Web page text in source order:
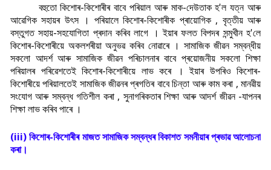
বহুতো কিশোৰ-কিশোৰীৰ বাবে পৰিয়াল আৰু মাক-দেউতাক হ'ল যত্ন আৰু
আৱেগিক সহায়ৰ উৎস । পৰিয়ালে কিশোৰ-কিশোৰীক প্ৰায়োগিক , বৃত্তীয় আৰু
বস্তুগত সহায়-সহযোগিতা প্ৰদান কৰিব লাগে । ইয়াৰ ফলত বিপদৰ সন্মুখীন হ'লে
কিশোৰ-কিশোৰীয়ে অকলশৰীয়া অনুভৱ কৰিব নোৱাৰে । সামাজিক জীৱন সম্বন্ধীয়
সকলো আদৰ্শ আৰু সামাজিক জীৱন পৰিচালনাৰ বাবে প্ৰয়োজনীয় সকলো শিক্ষা
পৰিয়ালৰ পৰিৱেশতেই কিশোৰ-কিশোৰীয়ে লাভ কৰে । ইয়াৰ উপৰিও কিশোৰ-
কিশোৰীয়ে পৰিয়ালতেই সামাজিক জীৱনৰ প্ৰগতিৰ বাবে চিন্তা আৰু কাম কৰা , মানৱীয়
সংযোগ আৰু সম্বন্ধ গতিশীল কৰা , সুনাগৰিকতাৰ শিক্ষা আৰু আদৰ্শ জীৱন -যাপনৰ
শিক্ষা লাভ কৰিব পাৰে ।
(iii) কিশোৰ-কিশোৰীৰ মাজত সামাজিক সম্বন্ধৰ বিকাশত সমনীয়াৰ প্ৰভাৱ আলোচনা
কৰা।